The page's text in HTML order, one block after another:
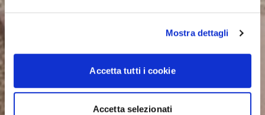
Mostra dettagli
Accetta tutti i cookie
Accetta selezionati